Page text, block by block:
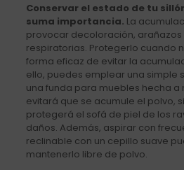
Conservar el estado de tu
suma importancia. La
provocar decoloración, arañazos
respiratorias. Protegerlo cuando
forma eficaz de evitar la
ello, puedes emplear una simple
una funda para muebles hecha a
evitará que se acumule el polvo,
protegerá el sofá de piel de los
daños. Además, aspirar con
reclinable con un cepillo suave
mantenerlo libre de polvo.